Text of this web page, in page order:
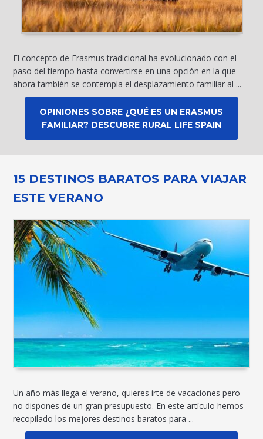
El concepto de Erasmus tradicional ha evolucionado con el
paso del tiempo hasta convertirse en una opción en la que
ahora también se contempla el desplazamiento familiar al ...
OPINIONES SOBRE ¿QUÉ ES UN ERASMUS
FAMILIAR? DESCUBRE RURAL LIFE SPAIN
15 DESTINOS BARATOS PARA VIAJAR
ESTE VERANO
Un año más llega el verano, quieres irte de vacaciones pero
no dispones de un gran presupuesto. En este artículo hemos
recopilado los mejores destinos baratos para ...